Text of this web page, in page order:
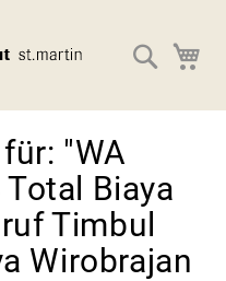
Suche
"WA
Biaya
Timbul
Wirobrajan